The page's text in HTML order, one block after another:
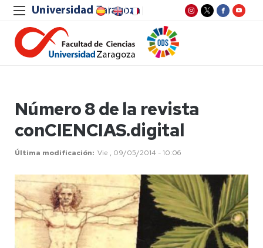
Número 8 de la revista
conCIENCIAS.digital
Última modificación Vie , 09/05/2014 - 10:06